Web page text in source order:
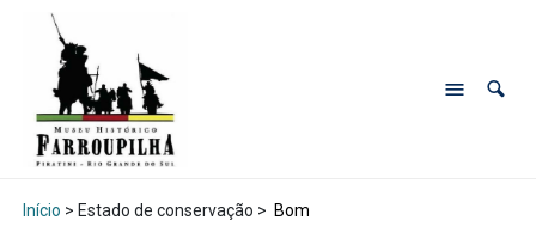
Início > Estado de conservação > Bom